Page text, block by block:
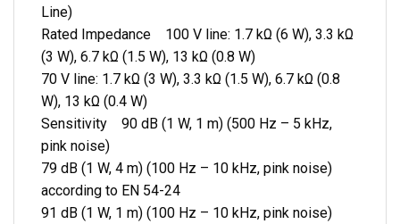
Line)
Rated Impedance 100 V line: 1.7 kΩ (6 W), 3.3 kΩ
(3 W), 6.7 kΩ (1.5 W), 13 kΩ (0.8 W)
70 V line: 1.7 kΩ (3 W), 3.3 kΩ (1.5 W), 6.7 kΩ (0.8
W), 13 kΩ (0.4 W)
Sensitivity 90 dB (1 W, 1 m) (500 Hz – 5 kHz,
pink noise)
79 dB (1 W, 4 m) (100 Hz – 10 kHz, pink noise)
according to EN 54-24
91 dB (1 W, 1 m) (100 Hz – 10 kHz, pink noise)